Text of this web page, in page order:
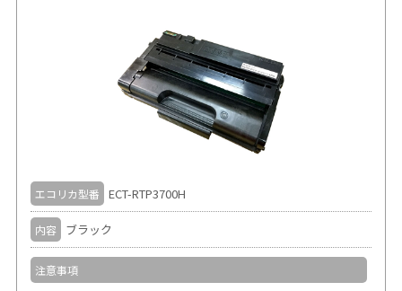
エコリカ型番 ECT-RTP3700H
内容 ブラック
注意事項